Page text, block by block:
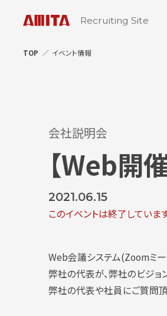
Recruiting Site
TOP イベント情報
会社説明会
【Web開
2021.06.15
このイベントは終了していま
Web会議システム(Zoomミ
弊社の代表が、弊社のビジョ
弊社の代表や社員にご質問